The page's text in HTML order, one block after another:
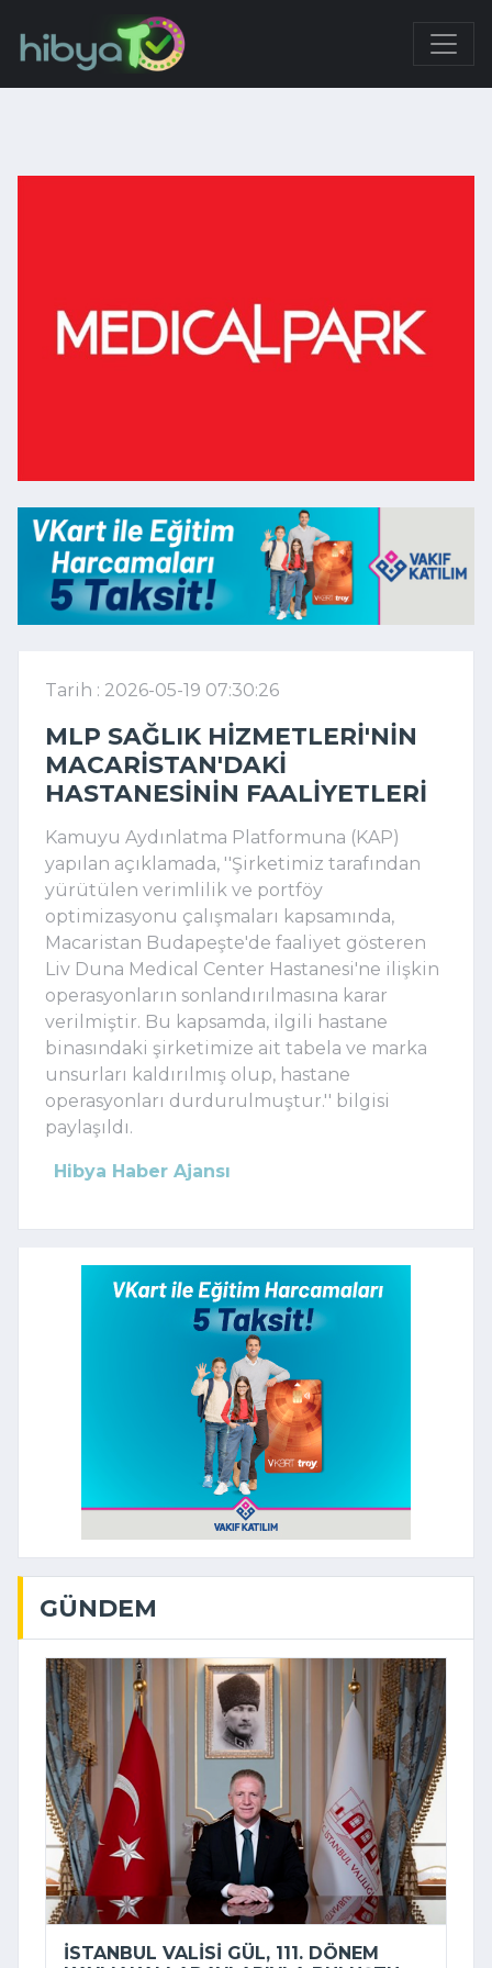
Tarih : 2026-05-19 07:30:26
MLP SAĞLIK HIZMETLERI'NIN
MACARISTAN'DAKI
HASTANESININ FAALIYETLERI
Kamuyu Aydınlatma Platformuna (KAP)
yapılan açıklamada, ''Şirketimiz tarafından
yürütülen verimlilik ve portföy
optimizasyonu çalışmaları kapsamında,
Macaristan Budapeşte'de faaliyet gösteren
Liv Duna Medical Center Hastanesi'ne ilişkin
operasyonların sonlandırılmasına karar
verilmiştir. Bu kapsamda, ilgili hastane
binasındaki şirketimize ait tabela ve marka
unsurları kaldırılmış olup, hastane
operasyonları durdurulmuştur.'' bilgisi
paylaşıldı.
Hibya Haber Ajansı
GÜNDEM
İSTANBUL VALISI GÜL, 111. DÖNEM